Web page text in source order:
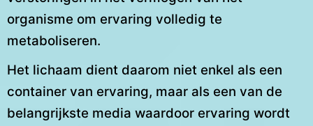
organisme om ervaring volledig te
metaboliseren.
Het lichaam dient daarom niet enkel als een
container van ervaring, maar als een van de
belangrijkste media waardoor ervaring wordt